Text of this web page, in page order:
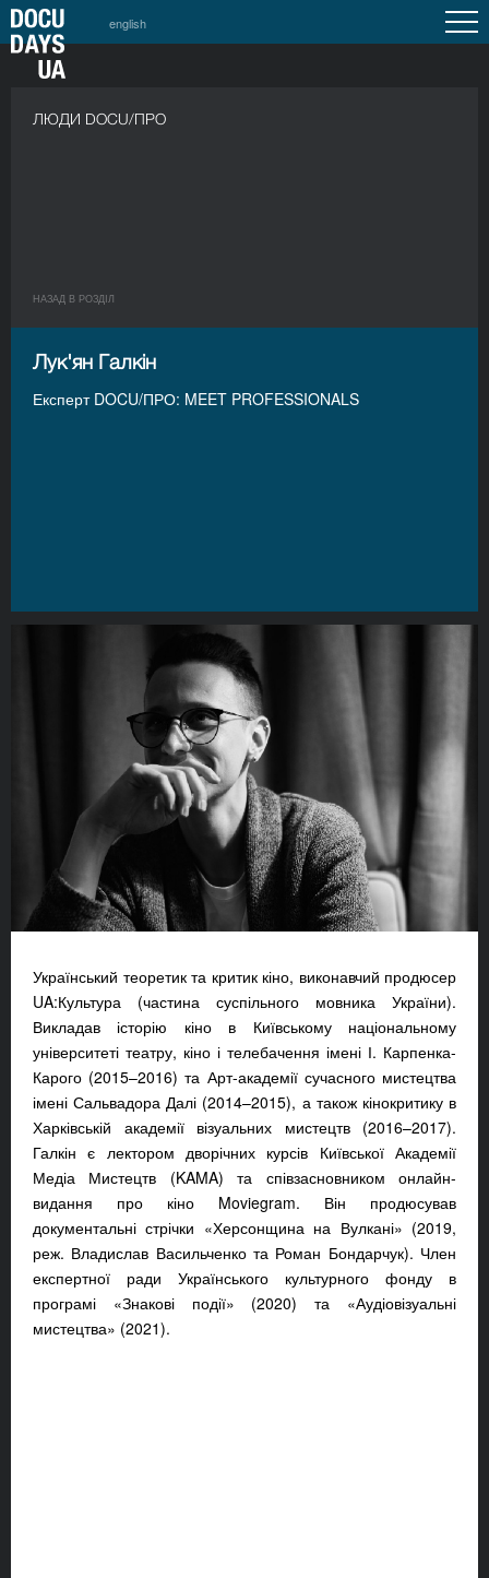
english
ЛЮДИ DOCU/ПРО
НАЗАД В РОЗДIЛ
Лук'ян Галкін
Експерт DOCU/ПРО: MEET PROFESSIONALS
Український теоретик та критик кіно, виконавчий продюсер
UA:Культура (частина суспільного мовника України).
Викладав історію кіно в Київському національному
університеті театру, кіно і телебачення імені І. Карпенка-
Карого (2015–2016) та Арт-академії сучасного мистецтва
імені Сальвадора Далі (2014–2015), а також кінокритику в
Харківській академії візуальних мистецтв (2016–2017).
Галкін є лектором дворічних курсів Київської Академії
Медіа Мистецтв (KAMA) та співзасновником онлайн-
видання про кіно Moviegram. Він продюсував
документальні стрічки «Херсонщина на Вулкані» (2019,
реж. Владислав Васильченко та Роман Бондарчук). Член
експертної ради Українського культурного фонду в
програмі «Знакові події» (2020) та «Аудіовізуальні
мистецтва» (2021).